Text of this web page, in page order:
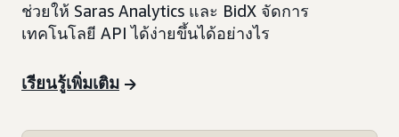
ช่วยให้ Saras Analytics และ BidX จัดการ
เทคโนโลยี API ได้ง่ายขึ้นได้อย่างไร
เรียนรู้เพิ่มเติม